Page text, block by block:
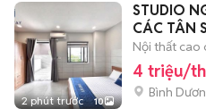
2 phút trước 10
STUDIO
CÁC TÂN
Nội thất cao
4 triệu/
Bình